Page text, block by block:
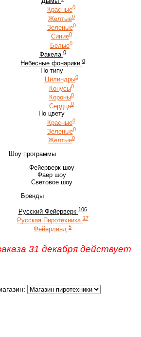
Красные0
Желтые0
Зеленые0
Синие0
Белые0
Факела 0
Небесные фонарики 0
По типу
Цилиндры0
Конусы0
Короны0
Сердца0
По цвету
Красные0
Зеленые0
Желтые0
Шоу программы
Фейерверк шоу
Фаер шоу
Световое шоу
Бренды
Русский Фейерверк 106
Русская Пиротехника 17
Фейерленд 5
31 декабря действует